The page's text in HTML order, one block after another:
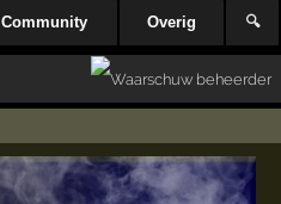
Community Overig 🔍